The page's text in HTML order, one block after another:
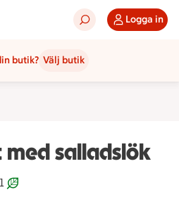
Logga in
butik? Välj butik
med salladslök
har 1 kommentarer
1 Receptet är ett klimartsmart val.